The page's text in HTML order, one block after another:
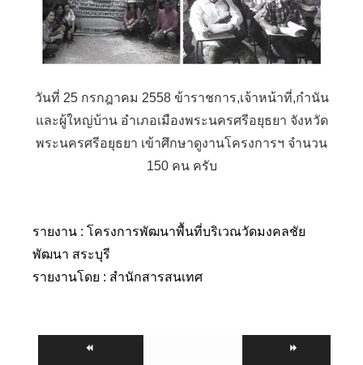
วันที่ 25 กรกฎาคม 2558 ข้าราชการ,เจ้าหน้าที่,กำนัน
และผู้ใหญ่บ้าน อำเภอเมืองพระนครศรีอยุธยา จังหวัด
พระนครศรีอยุธยา เข้าศึกษาดูงานโครงการฯ จำนวน
150 คน ครับ
รายงาน : โครงการพัฒนาพื้นที่บริเวณวัดมงคลชัย
พัฒนา สระบุรี
รายงานโดย : สำนักสารสนเทศ